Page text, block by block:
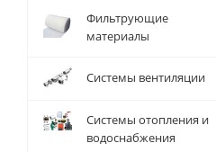
Фильтрующие
материалы
Системы вентиляции
Системы отопления и
водоснабжения